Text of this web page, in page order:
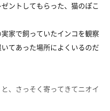
ントしてもらった、猫のぽこ
家で飼っていたインコを観察
てあった場所によくいるのだ
、さっそく寄ってきてニオイ